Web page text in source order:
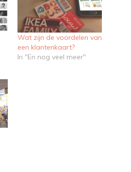
Wat zijn de voordelen van
een klantenkaart?
In "En nog veel meer"